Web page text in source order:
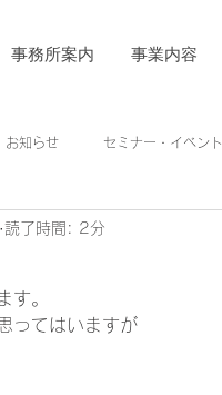
事務所案内 事業内容
お知らせ セミナー・イベント
読了時間: 2分
す。
ってはいますが